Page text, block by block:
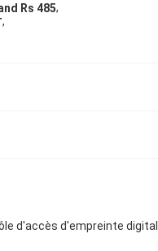
Rs 485,
,
d'accès d'empreinte